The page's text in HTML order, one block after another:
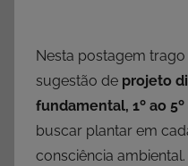
Nesta postagem
sugestão de projeto
fundamental, 1º ao
buscar plantar em
consciência ambiental.